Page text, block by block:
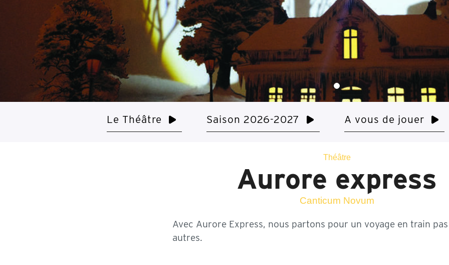
Le Théâtre Saison 2026-2027 A vous de jouer
Théâtre
Aurore express
Canticum Novum
Avec Aurore Express, nous partons pour un voyage en train
autres.